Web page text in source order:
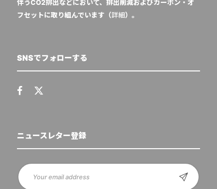
伴うCO2排出などにおいて、排出削減およびカーボン・オ
フセットに取り組んでいます（詳細）。
SNSでフォローする
ニュースレター登録